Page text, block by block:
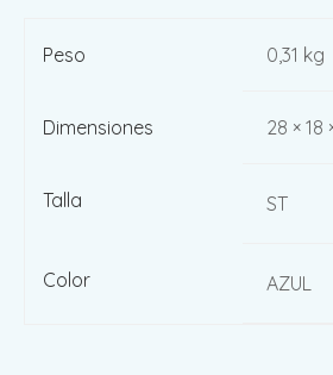
Peso 0,31 kg
Dimensiones 28 × 18
Talla ST
Color AZUL